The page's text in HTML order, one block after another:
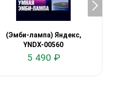
(Эмби-лампа) Яндекс,
YNDX-00560
5 490 ₽